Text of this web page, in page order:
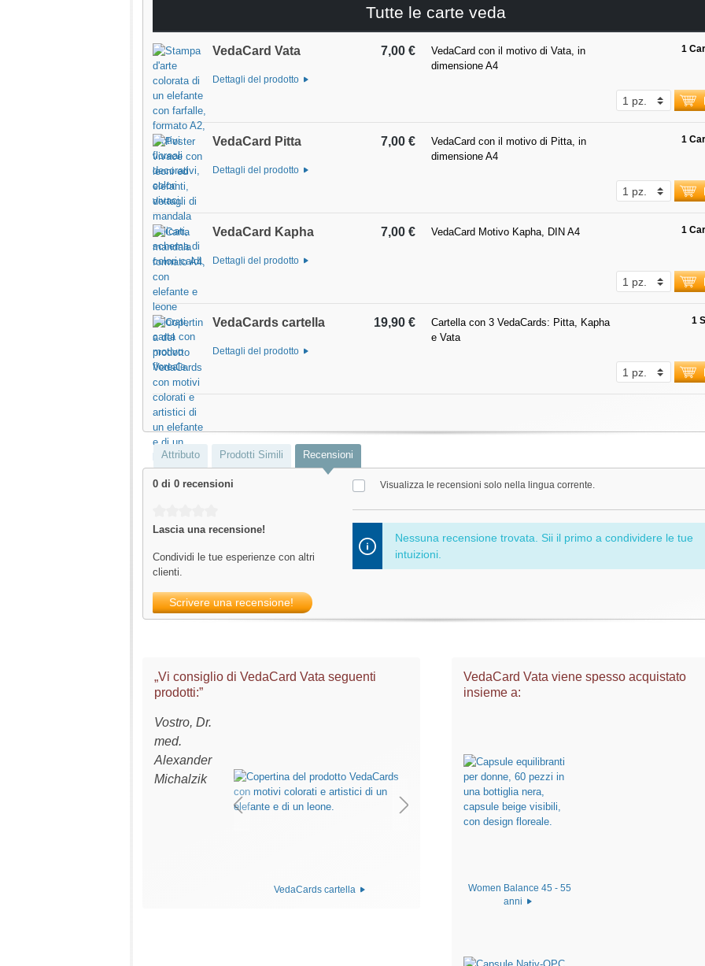
Tutte le carte veda
VedaCard Vata
Dettagli del prodotto
7,00 €
VedaCard con il motivo di Vata, in
dimensione A4
1
VedaCard Pitta
Dettagli del prodotto
7,00 €
VedaCard con il motivo di Pitta, in
dimensione A4
1
VedaCard Kapha
Dettagli del prodotto
7,00 € VedaCard Motivo Kapha, DIN A4 1
VedaCards cartella
Dettagli del prodotto
19,90 €
Cartella con 3 VedaCards: Pitta, Kapha
e Vata
1
Attributo Prodotti Simili Recensioni
0 di 0 recensioni
Lascia una recensione!
Condividi le tue esperienze con altri
clienti.
Scrivere una recensione!
Visualizza le recensioni solo nella lingua corrente.
Nessuna recensione trovata. Sii il primo a condividere le tue
intuizioni.
„Vi consiglio di VedaCard Vata seguenti
prodotti:”
Vostro, Dr.
med.
Alexander
Michalzik
VedaCards cartella
VedaCard Vata viene spesso acquistato
insieme a:
Women Balance 45 - 55
anni